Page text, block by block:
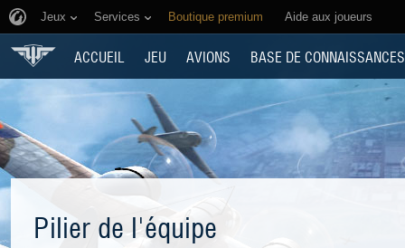
Jeux Services Boutique premium Aide aux joueurs
ACCUEIL JEU AVIONS BASE DE CONNAISSANCES
Pilier de l'équipe